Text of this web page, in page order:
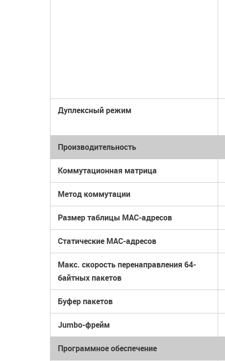
Дуплексный режим
Производительность
Коммутационная матрица
Метод коммутации
Размер таблицы MAC-адресов
Статические MAC-адресов
Макс. скорость перенаправления 64-
байтных пакетов
Буфер пакетов
Jumbo-фрейм
Программное обеспечение